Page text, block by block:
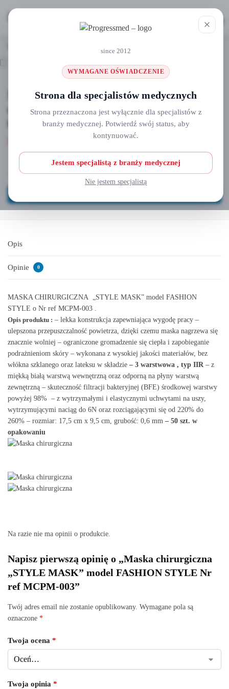
since 2012
WYMAGANE OŚWIADCZENIE
Strona dla specjalistów medycznych
Strona przeznaczona jest wyłącznie dla specjalistów z
branży medycznej. Potwierdź swój status, aby
kontynuować.
Jestem specjalistą z branży medycznej
Nie jestem specjalistą
Maska chirurgiczna „STYLE MASK”
model FASHION STYLE Nr ref MCPM-
003
Brak w magazynie
Opis
Opinie 0
MASKA CHIRURGICZNA „STYLE MASK” model FASHION
STYLE o Nr ref MCPM-003 .
Opis produktu : – lekka konstrukcja zapewniająca wygodę pracy –
ulepszona przepuszczalność powietrza, dzięki czemu maska nagrzewa się
znacznie wolniej – ograniczone gromadzenie się ciepła i zapobieganie
podrażnieniom skóry – wykonana z wysokiej jakości materiałów, bez
włókna szklanego oraz lateksu w składzie – 3 warstwowa , typ IIR – z
miękką białą warstwą wewnętrzną oraz odporną na płyny warstwą
zewnętrzną – skuteczność filtracji bakteryjnej (BFE) środkowej warstwy
powyżej 98% – z wytrzymałymi i elastycznymi uchwytami na uszy,
wytrzymującymi naciąg do 6N oraz rozciągającymi się od 220% do
260% – rozmiar: 17,5 cm x 9,5 cm, grubość: 0,6 mm – 50 szt. w
opakowaniu
Na razie nie ma opinii o produkcie.
Napisz pierwszą opinię o „Maska chirurgiczna
„STYLE MASK” model FASHION STYLE Nr
ref MCPM-003”
Twój adres email nie zostanie opublikowany. Wymagane pola są
oznaczone *
Twoja ocena *
Twoja opinia *